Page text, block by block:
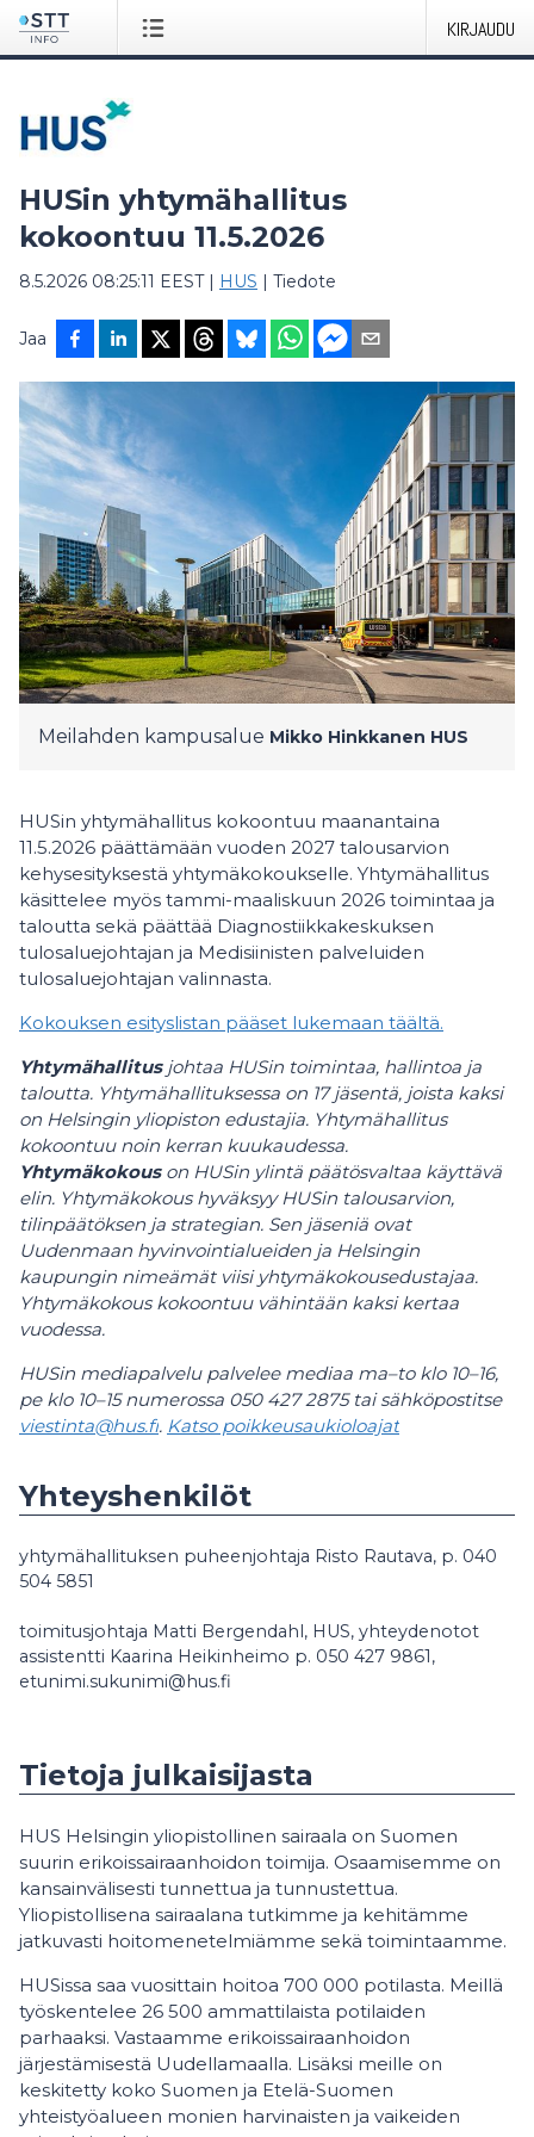
KIRJAUDU
HUSin yhtymähallitus
kokoontuu 11.5.2026
8.5.2026 08:25:11 EEST| HUS | Tiedote
Jaa
Meilahden kampusalue Mikko Hinkkanen HUS
HUSin yhtymähallitus kokoontuu maanantaina
11.5.2026 päättämään vuoden 2027 talousarvion
kehysesityksestä yhtymäkokoukselle. Yhtymähallitus
käsittelee myös tammi-maaliskuun 2026 toimintaa ja
taloutta sekä päättää Diagnostiikkakeskuksen
tulosaluejohtajan ja Medisiinisten palveluiden
tulosaluejohtajan valinnasta.
Kokouksen esityslistan pääset lukemaan täältä.
Yhtymähallitusjohtaa HUSin toimintaa, hallintoa ja
taloutta. Yhtymähallituksessa on 17 jäsentä, joista kaksi
on Helsingin yliopiston edustajia. Yhtymähallitus
kokoontuu noin kerran kuukaudessa.
Yhtymäkokouson HUSin ylintä päätösvaltaa käyttävä
elin. Yhtymäkokous hyväksyy HUSin talousarvion,
tilinpäätöksen ja strategian. Sen jäseniä ovat
Uudenmaan hyvinvointialueiden ja Helsingin
kaupungin nimeämät viisi yhtymäkokousedustajaa.
Yhtymäkokous kokoontuu vähintään kaksi kertaa
vuodessa.
HUSin mediapalvelu palvelee mediaa ma–to klo 10–16,
pe klo 10–15 numerossa 050 427 2875 tai sähköpostitse
viestinta@hus.fi. Katso poikkeusaukioloajat
Yhteyshenkilöt
yhtymähallituksen puheenjohtaja Risto Rautava, p. 040
504 5851
toimitusjohtaja Matti Bergendahl, HUS, yhteydenotot
assistentti Kaarina Heikinheimo p. 050 427 9861,
etunimi.sukunimi@hus.fi
Tietoja julkaisijasta
HUS Helsingin yliopistollinen sairaala on Suomen
suurin erikoissairaanhoidon toimija. Osaamisemme on
kansainvälisesti tunnettua ja tunnustettua.
Yliopistollisena sairaalana tutkimme ja kehitämme
jatkuvasti hoitomenetelmiämme sekä toimintaamme.
HUSissa saa vuosittain hoitoa 700 000 potilasta. Meillä
työskentelee 26 500 ammattilaista potilaiden
parhaaksi. Vastaamme erikoissairaanhoidon
järjestämisestä Uudellamaalla. Lisäksi meille on
keskitetty koko Suomen ja Etelä-Suomen
yhteistyöalueen monien harvinaisten ja vaikeiden